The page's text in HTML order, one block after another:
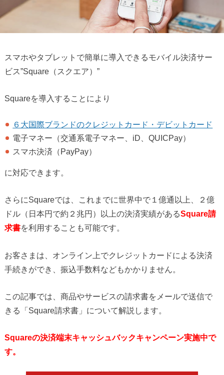
スマホやタブレットで簡単に導入できるモバイル決済サー
ビス”Square（スクエア）”
Squareを導入することにより
６大国際ブランドのクレジットカード・デビットカード
電子マネー（交通系電子マネー、iD、QUICPay）
スマホ決済（PayPay）
に対応できます。
さらにSquareでは、これまでに世界中で１億通以上、２億
ドル（日本円で約２兆円）以上の決済実績があるSquare請
求書を利用することも可能です。
お客さまは、オンライン上でクレジットカードによる決済
手続きができ、振込手数料などもかかりません。
この記事では、商品やサービスの請求書をメールで送信で
きる「Square請求書」について解説します。
Squareの決済端末キャッシュバックキャンペーン実施中で
す。